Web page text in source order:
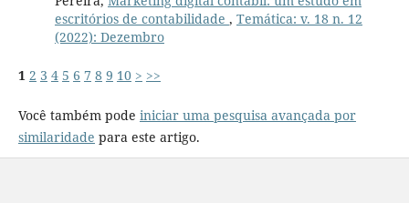
escritórios de contabilidade , Temática: v. 18 n. 12
(2022): Dezembro
1 2 3 4 5 6 7 8 9 10 > >>
Você também pode iniciar uma pesquisa avançada por
similaridade para este artigo.